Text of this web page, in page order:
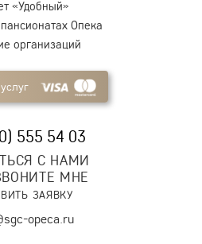
«Удобный»
Опека
организаций
555 54 03
С НАМИ
МНЕ
ЗАЯВКУ
opeca.ru